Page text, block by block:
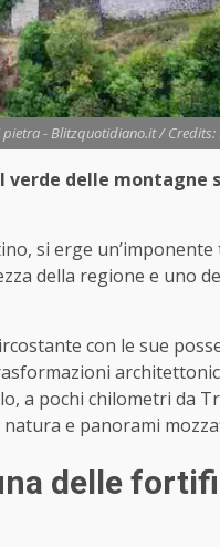
- Blitzquotidiano.it /
delle montagne
si erge
della regione e uno
con le sue
a pochi chilometri da
e panorami
delle